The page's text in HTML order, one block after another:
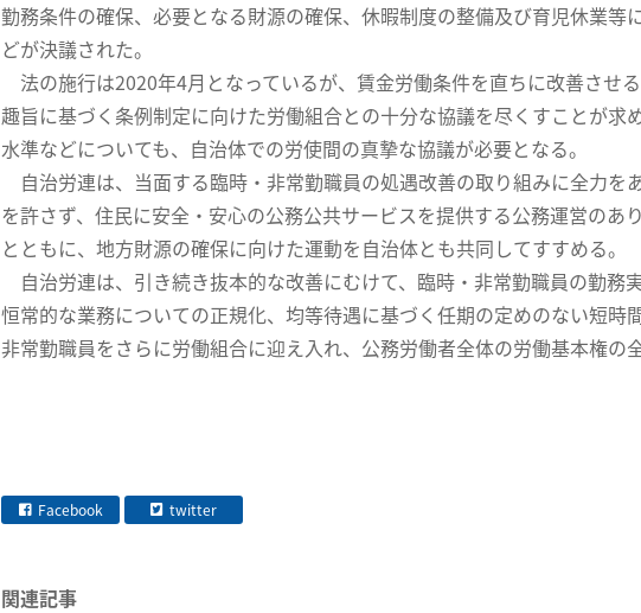
勤務条件の確保、必要となる財源の確保、休暇制度の整備及び育児休業
どが決議された。
法の施行は2020年4月となっているが、賃金労働条件を直ちに改善させ
趣旨に基づく条例制定に向けた労働組合との十分な協議を尽くすことが求
水準などについても、自治体での労使間の真摯な協議が必要となる。
自治労連は、当面する臨時・非常勤職員の処遇改善の取り組みに全力を
を許さず、住民に安全・安心の公務公共サービスを提供する公務運営のあ
とともに、地方財源の確保に向けた運動を自治体とも共同してすすめる。
自治労連は、引き続き抜本的な改善にむけて、臨時・非常勤職員の勤務
恒常的な業務についての正規化、均等待遇に基づく任期の定めのない短時
非常勤職員をさらに労働組合に迎え入れ、公務労働者全体の労働基本権の
Facebook twitter
関連記事